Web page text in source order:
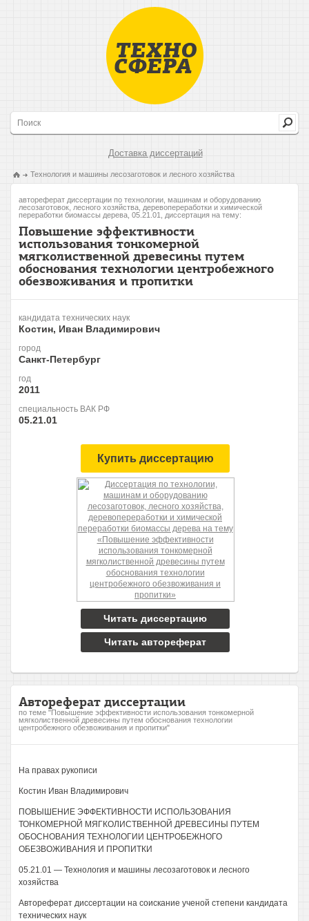
Доставка диссертаций
Технология и машины лесозаготовок и лесного хозяйства
автореферат диссертации по технологии, машинам и оборудованию
лесозаготовок, лесного хозяйства, деревопереработки и химической
переработки биомассы дерева, 05.21.01, диссертация на тему:
Повышение эффективности
использования тонкомерной
мягколиственной древесины путем
обоснования технологии центробежного
обезвоживания и пропитки
кандидата технических наук
Костин, Иван Владимирович
город
Санкт-Петербург
год
2011
специальность ВАК РФ
05.21.01
Купить диссертацию
Читать диссертацию
Читать автореферат
Автореферат диссертации
по теме "Повышение эффективности использования тонкомерной
мягколиственной древесины путем обоснования технологии
центробежного обезвоживания и пропитки"
На правах рукописи
Костин Иван Владимирович
ПОВЫШЕНИЕ ЭФФЕКТИВНОСТИ ИСПОЛЬЗОВАНИЯ
ТОНКОМЕРНОЙ МЯГКОЛИСТВЕННОЙ ДРЕВЕСИНЫ ПУТЕМ
ОБОСНОВАНИЯ ТЕХНОЛОГИИ ЦЕНТРОБЕЖНОГО
ОБЕЗВОЖИВАНИЯ И ПРОПИТКИ
05.21.01 — Технология и машины лесозаготовок и лесного
хозяйства
Автореферат диссертации на соискание ученой степени кандидата
технических наук